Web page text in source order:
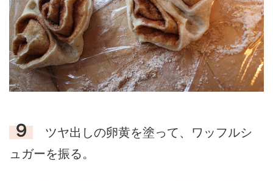
９
ツヤ出しの卵黄を塗って、ワッフルシ
ュガーを振る。